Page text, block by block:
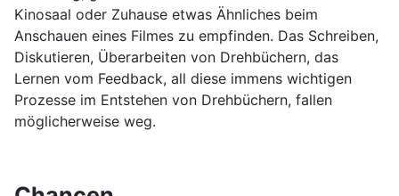
Kinosaal oder Zuhause etwas Ähnliches beim
Anschauen eines Filmes zu empfinden. Das Schreiben,
Diskutieren, Überarbeiten von Drehbüchern, das
Lernen vom Feedback, all diese immens wichtigen
Prozesse im Entstehen von Drehbüchern, fallen
möglicherweise weg.